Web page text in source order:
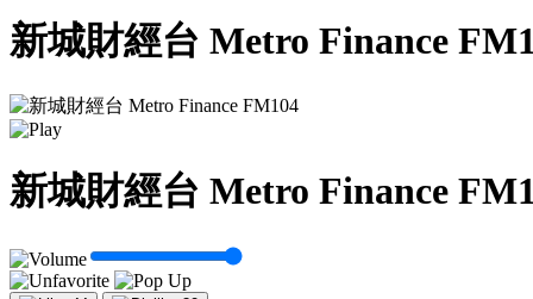
新城財經台 Metro Finance
新城財經台 Metro Finance